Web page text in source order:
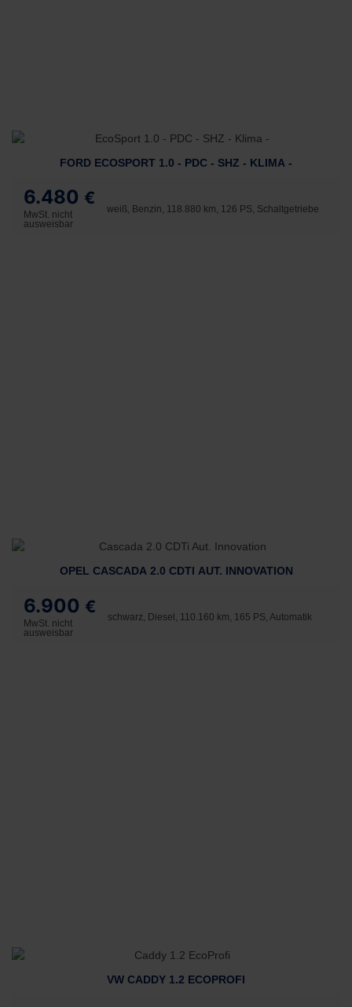
FORD ECOSPORT 1.0 - PDC - SHZ - KLIMA -
6.480 €
MwSt. nicht
ausweisbar
weiß, Benzin, 118.880 km, 126 PS, Schaltgetriebe
OPEL CASCADA 2.0 CDTI AUT. INNOVATION
6.900 €
MwSt. nicht
ausweisbar
schwarz, Diesel, 110.160 km, 165 PS, Automatik
VW CADDY 1.2 ECOPROFI